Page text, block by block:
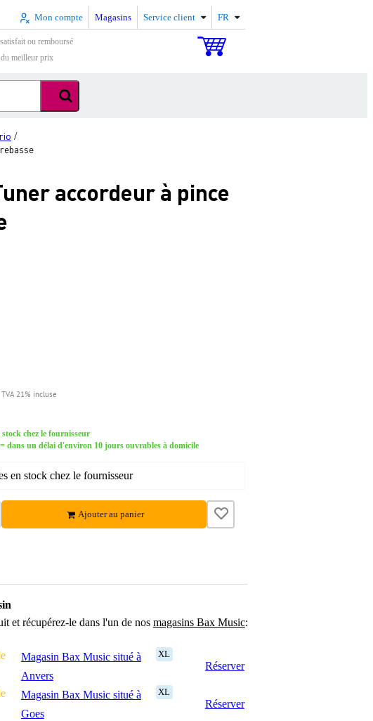
Mon compte Magasins Service client FR
ou remboursé
meilleur prix
/
accordeur à pince
TVA 21% incluse
chez le fournisseur
dans un délai d'environ 10 jours ouvrables à domicile
en stock chez le fournisseur
Ajouter au panier
et récupérez-le dans l'un de nos magasins Bax Music:
Magasin Bax Music situé à
Anvers
XL
Réserver
Magasin Bax Music situé à
Goes
XL
Réserver